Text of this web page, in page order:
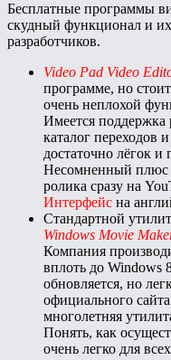
Бесплатные программы
скудный функционал и
разработчиков.
Video Pad Video
программе, но
очень неплохой
Имеется
каталог переходов
достаточно лёгок
Несомненный плюс
ролика сразу на
Интерфейс на
Стандартной
Windows Movie
Компания
вплоть до Windows
обновляется, но
официального
многолетняя
Понять, как
очень легко для